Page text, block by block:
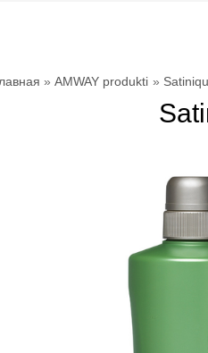
AMWAY produkti